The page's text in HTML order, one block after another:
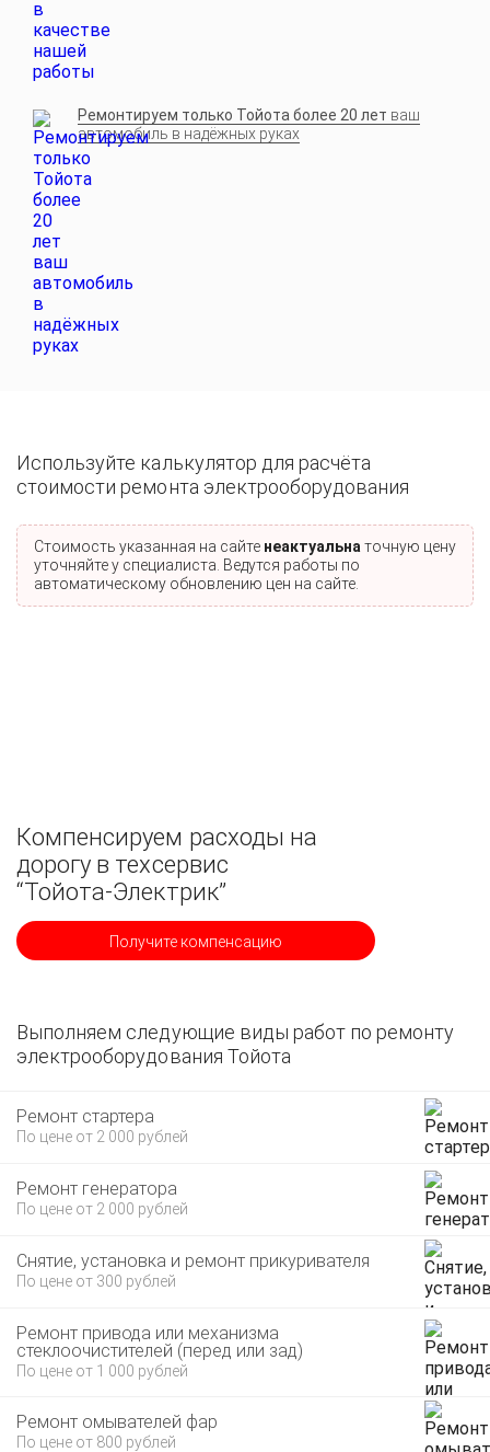
Ремонтируем только Тойота более 20 лет ваш
автомобиль в надёжных руках
Используйте калькулятор для расчёта
стоимости ремонта электрооборудования
Стоимость указанная на сайте неактуальна точную цену
уточняйте у специалиста. Ведутся работы по
автоматическому обновлению цен на сайте.
Компенсируем расходы на
дорогу в техсервис
“Тойота-Электрик”
Получите компенсацию
Выполняем следующие виды работ по ремонту
электрооборудования Тойота
Ремонт стартера
По цене от 2 000 рублей
Ремонт генератора
По цене от 2 000 рублей
Снятие, установка и ремонт прикуривателя
По цене от 300 рублей
Ремонт привода или механизма
стеклоочистителей (перед или зад)
По цене от 1 000 рублей
Ремонт омывателей фар
По цене от 800 рублей